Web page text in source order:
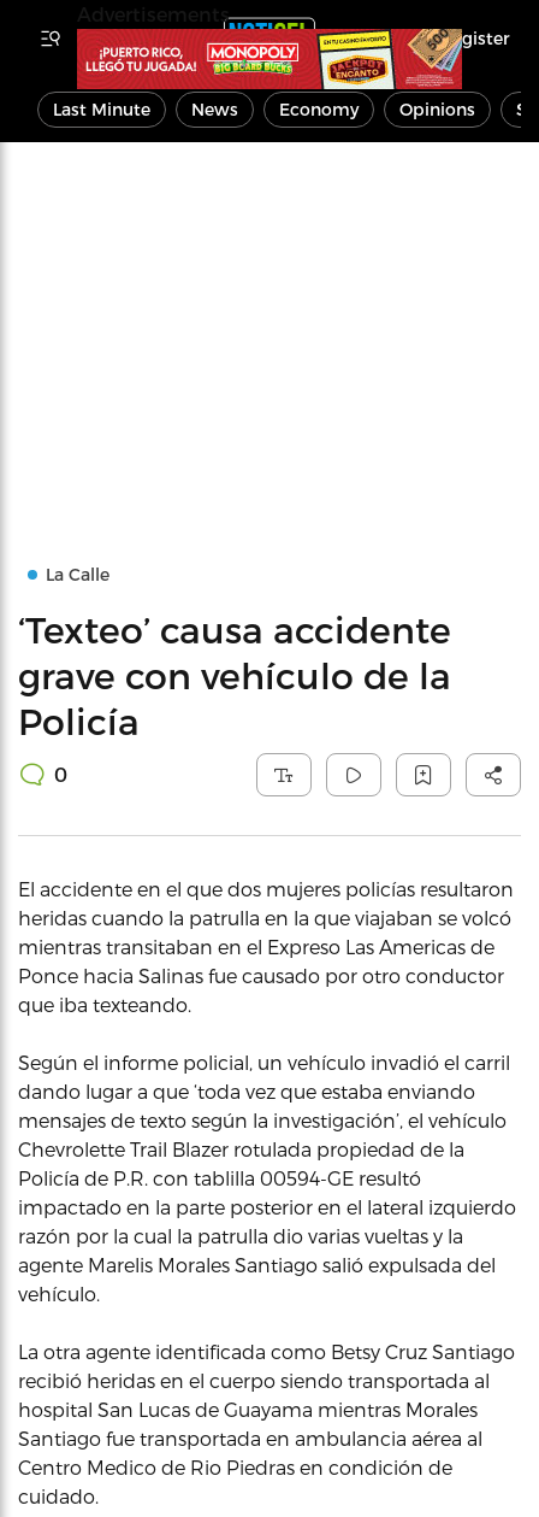
Register
Last Minute News Economy Opinions
La Calle
‘Texteo’ causa accidente
grave con vehículo de la
Policía
0
El accidente en el que dos mujeres policías resultaron
heridas cuando la patrulla en la que viajaban se volcó
mientras transitaban en el Expreso Las Americas de
Ponce hacia Salinas fue causado por otro conductor
que iba texteando.
Según el informe policial, un vehículo invadió el carril
dando lugar a que ‘toda vez que estaba enviando
mensajes de texto según la investigación’, el vehículo
Chevrolette Trail Blazer rotulada propiedad de la
Policía de P.R. con tablilla 00594-GE resultó
impactado en la parte posterior en el lateral izquierdo
razón por la cual la patrulla dio varias vueltas y la
agente Marelis Morales Santiago salió expulsada del
vehículo.
La otra agente identificada como Betsy Cruz Santiago
recibió heridas en el cuerpo siendo transportada al
hospital San Lucas de Guayama mientras Morales
Santiago fue transportada en ambulancia aérea al
Centro Medico de Rio Piedras en condición de
cuidado.
Advertisements